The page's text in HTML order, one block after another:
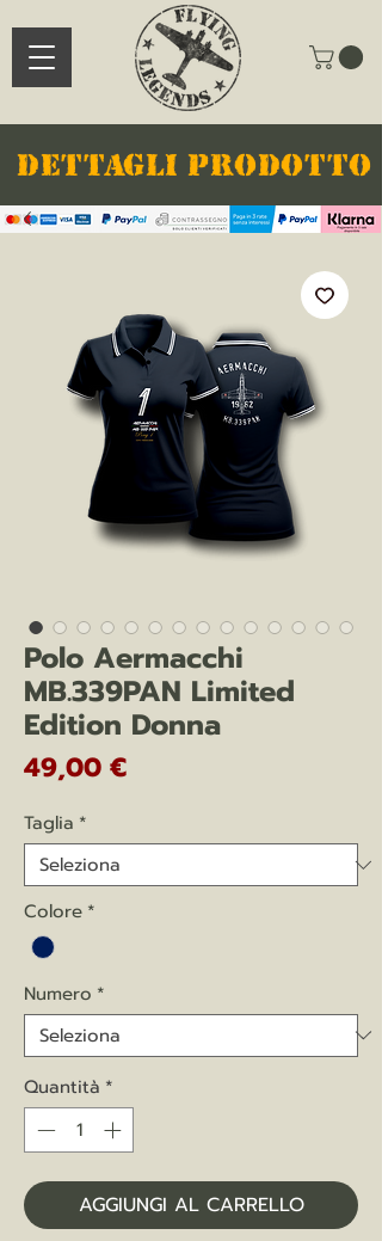
DETTAGLI PRODOTTO
Polo Aermacchi
MB.339PAN Limited
Edition Donna
49,00 €Prezzo
Taglia *
Colore *
Numero *
Quantità *
AGGIUNGI AL CARRELLO